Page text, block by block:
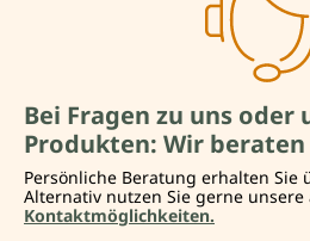
Bei Fragen zu uns oder
Produkten: Wir beraten
Persönliche Beratung erhalten Sie
Alternativ nutzen Sie gerne unsere
Kontaktmöglichkeiten.